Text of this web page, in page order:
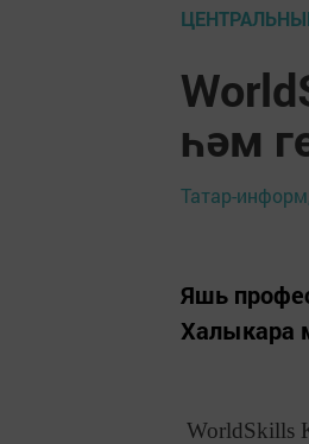
һәм
Татар-
Яшь
Халыкара
WorldSkills